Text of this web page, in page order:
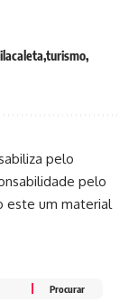
turismo
pelo
pelo
este um material